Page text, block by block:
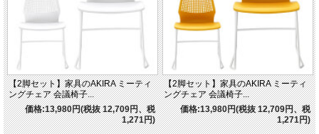
【2脚セット】家具のAKIRA ミーティ
ングチェア 会議椅子...
価格:13,980円(税抜 12,709円、税
1,271円)
【2脚セット】家具のAKIRA ミーティ
ングチェア 会議椅子...
価格:13,980円(税抜 12,709円、税
1,271円)